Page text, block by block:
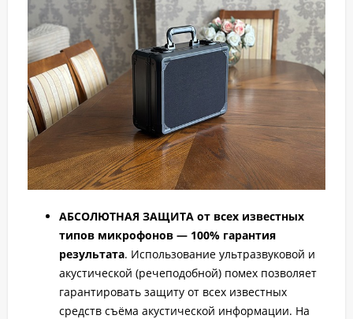
АБСОЛЮТНАЯ ЗАЩИТА от всех известных
типов микрофонов — 100% гарантия
результата. Использование ультразвуковой и
акустической (речеподобной) помех позволяет
гарантировать защиту от всех известных
средств съёма акустической информации. На